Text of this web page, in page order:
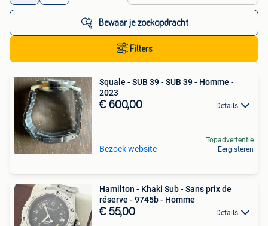
Bewaar je zoekopdracht
Filters
Squale - SUB 39 - SUB 39 - Homme -
2023
€ 600,00 Details
Bezoek website
Topadvertentie
Eergisteren
Hamilton - Khaki Sub - Sans prix de
réserve - 9745b - Homme
€ 55,00 Details